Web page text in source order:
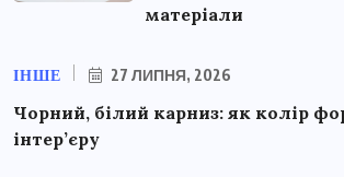
матеріали
ІНШЕ 27 ЛИПНЯ, 2026
Чорний, білий карниз: як колір
інтер’єру